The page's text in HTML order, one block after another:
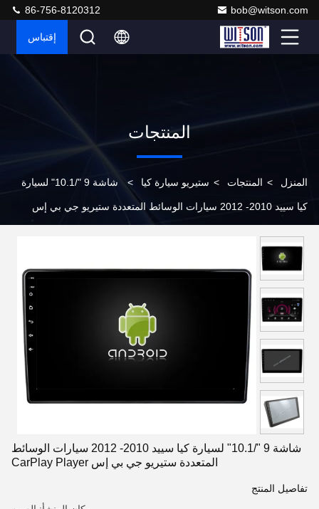
bob@witson.com
86-756-8120312
إقتباس
المنتجات
المنزل > المنتجات > ستيريو سيارة كيا > شاشة 9 "/10.1" لسيارة
كيا سييد 2010- 2012 سيارات الوسائط المتعددة ستيريو جي بي إس
شاشة 9 "/10.1" لسيارة كيا سييد 2010- 2012 سيارات الوسائط
المتعددة ستيريو جي بي إس CarPlay Player
تفاصيل المنتج